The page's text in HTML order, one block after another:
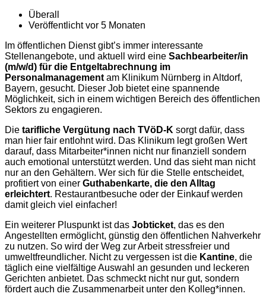
Überall
Veröffentlicht vor 5 Monaten
Im öffentlichen Dienst gibt’s immer interessante
Stellenangebote, und aktuell wird eine Sachbearbeiter/in
(m/w/d) für die Entgeltabrechnung im
Personalmanagement am Klinikum Nürnberg in Altdorf,
Bayern, gesucht. Dieser Job bietet eine spannende
Möglichkeit, sich in einem wichtigen Bereich des öffentlichen
Sektors zu engagieren.
Die tarifliche Vergütung nach TVöD-K sorgt dafür, dass
man hier fair entlohnt wird. Das Klinikum legt großen Wert
darauf, dass Mitarbeiter*innen nicht nur finanziell sondern
auch emotional unterstützt werden. Und das sieht man nicht
nur an den Gehältern. Wer sich für die Stelle entscheidet,
profitiert von einer Guthabenkarte, die den Alltag
erleichtert. Restaurantbesuche oder der Einkauf werden
damit gleich viel einfacher!
Ein weiterer Pluspunkt ist das Jobticket, das es den
Angestellten ermöglicht, günstig den öffentlichen Nahverkehr
zu nutzen. So wird der Weg zur Arbeit stressfreier und
umweltfreundlicher. Nicht zu vergessen ist die Kantine, die
täglich eine vielfältige Auswahl an gesunden und leckeren
Gerichten anbietet. Das schmeckt nicht nur gut, sondern
fördert auch die Zusammenarbeit unter den Kolleg*innen.